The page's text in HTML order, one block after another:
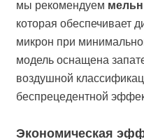
мы рекомендуем
которая обеспечивает
микрон при
модель оснащена
воздушной
беспрецедентной
Экономическая